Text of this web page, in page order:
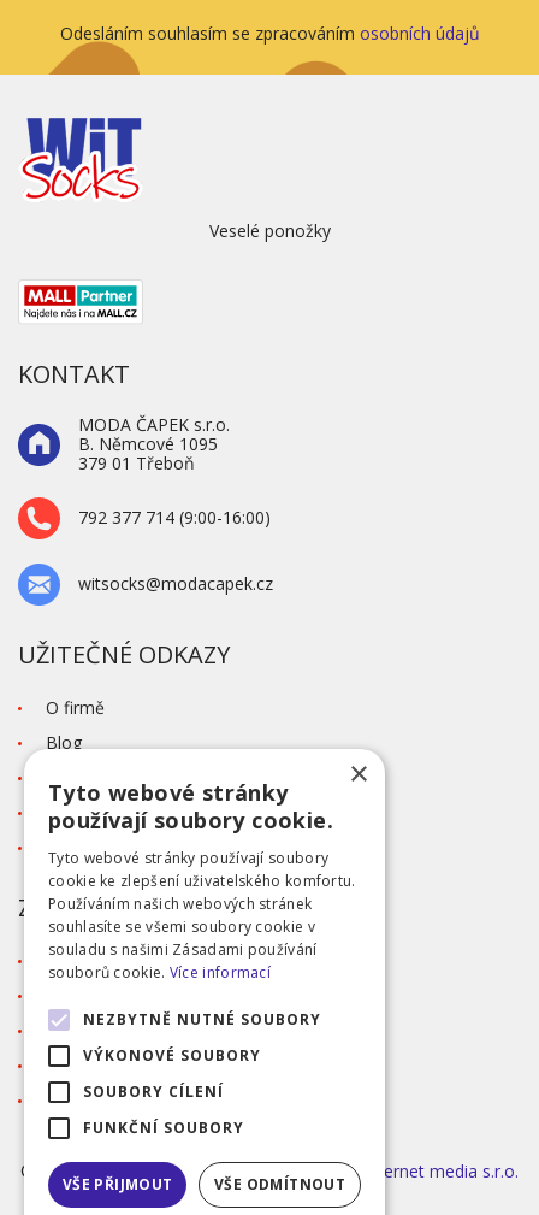
Odesláním souhlasím se zpracováním osobních údajů
Veselé ponožky
KONTAKT
MODA ČAPEK s.r.o.
B. Němcové 1095
379 01 Třeboň
792 377 714 (9:00-16:00)
witsocks@modacapek.cz
UŽITEČNÉ ODKAZY
O firmě
Blog
Tabulka velikostí
Ochrana osobních údajů GDPR
ZÁKAZNICKÝ SERVIS
Obchodní podmínky
Reklamace
Přihlášení
Registrace
©2026 MODA ČAPEK s.r.o. Made by INIZIO Internet media s.r.o.
|
nastavení cookies
×
Tyto webové stránky
používají soubory cookie.
Tyto webové stránky používají soubory
cookie ke zlepšení uživatelského komfortu.
Používáním našich webových stránek
souhlasíte se všemi soubory cookie v
souladu s našimi Zásadami používání
souborů cookie. Více informací
NEZBYTNĚ NUTNÉ SOUBORY
VÝKONOVÉ SOUBORY
SOUBORY CÍLENÍ
FUNKČNÍ SOUBORY
VŠE PŘIJMOUT VŠE ODMÍTNOUT